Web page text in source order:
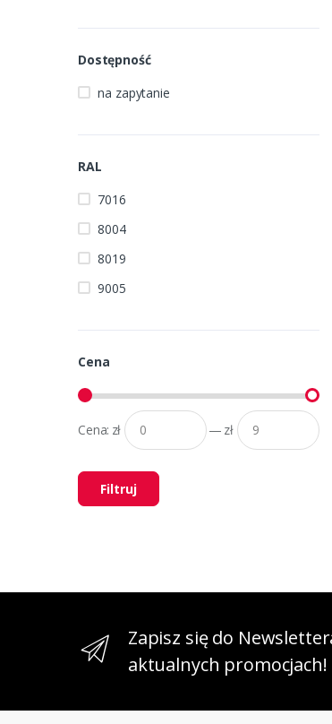
Dostępność
na zapytanie
RAL
7016
8004
8019
9005
Cena
Cena: zł — zł
Filtruj
Zapisz się do
aktualnych promocjach!